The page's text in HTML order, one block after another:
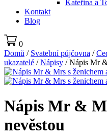
Kateřina a
Kontakt
Blog
0
Domů / Svatební půjčovna /
ukazatelé /Nápisy / Nápis Mr
Nápis Mr &
nevěstou